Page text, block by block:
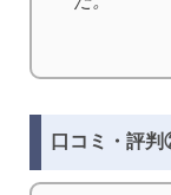
口コミ・評